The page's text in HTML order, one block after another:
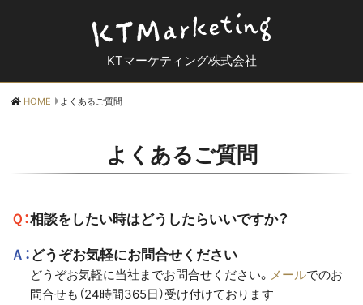
KTマーケティング株式会社
HOME よくあるご質問
よくあるご質問
Ｑ：相談をしたい時はどうしたらいいですか？
Ａ：どうぞお気軽にお問合せください
どうぞお気軽に当社までお問合せください。 メールでのお
問合せも（24時間365日）受け付けております